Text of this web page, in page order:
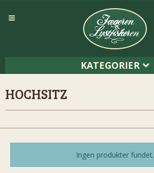
KATEGORIER
HOCHSITZ
Ingen produkter fundet.